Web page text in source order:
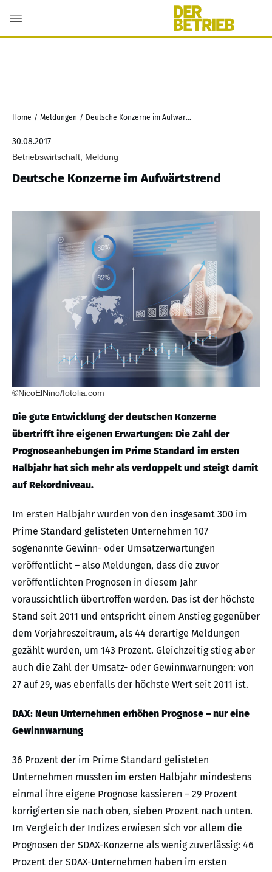
Home / Meldungen / Deutsche Konzerne im Aufwärtstrend
30.08.2017
Betriebswirtschaft, Meldung
Deutsche Konzerne im Aufwärtstrend
©NicoElNino/fotolia.com
Die gute Entwicklung der deutschen Konzerne
übertrifft ihre eigenen Erwartungen: Die Zahl der
Prognoseanhebungen im Prime Standard im ersten
Halbjahr hat sich mehr als verdoppelt und steigt damit
auf Rekordniveau.
Im ersten Halbjahr wurden von den insgesamt 300 im
Prime Standard gelisteten Unternehmen 107
sogenannte Gewinn- oder Umsatzerwartungen
veröffentlicht – also Meldungen, dass die zuvor
veröffentlichten Prognosen in diesem Jahr
voraussichtlich übertroffen werden. Das ist der höchste
Stand seit 2011 und entspricht einem Anstieg gegenüber
dem Vorjahreszeitraum, als 44 derartige Meldungen
gezählt wurden, um 143 Prozent. Gleichzeitig stieg aber
auch die Zahl der Umsatz- oder Gewinnwarnungen: von
27 auf 29, was ebenfalls der höchste Wert seit 2011 ist.
DAX: Neun Unternehmen erhöhen Prognose – nur eine
Gewinnwarnung
36 Prozent der im Prime Standard gelisteten
Unternehmen mussten im ersten Halbjahr mindestens
einmal ihre eigene Prognose kassieren – 29 Prozent
korrigierten sie nach oben, sieben Prozent nach unten.
Im Vergleich der Indizes erwiesen sich vor allem die
Prognosen der SDAX-Konzerne als wenig zuverlässig: 46
Prozent der SDAX-Unternehmen haben im ersten